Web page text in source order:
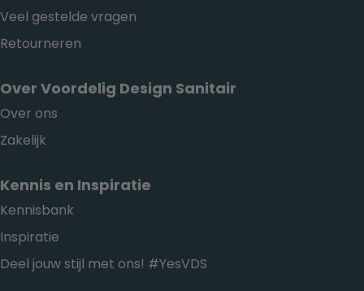
Veel gestelde vragen
Retourneren
Over Voordelig Design Sanitair
Over ons
Zakelijk
Kennis en Inspiratie
Kennisbank
Inspiratie
Deel jouw stijl met ons! #YesVDS